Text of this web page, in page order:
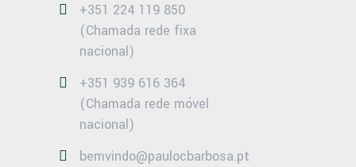
+351 224 119 850
(Chamada rede fixa
nacional)
+351 939 616 364
(Chamada rede móvel
nacional)
bemvindo@paulocbarbosa.pt